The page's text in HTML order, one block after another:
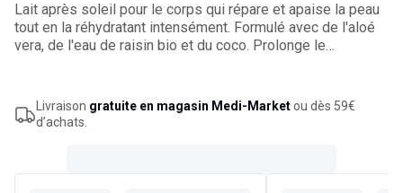
Lait après soleil pour le corps qui répare et apaise la peau
tout en la réhydratant intensément. Formulé avec de l'aloé
vera, de l'eau de raisin bio et du coco. Prolonge le
Livraison gratuite en magasin Medi-Marketou dès 59€
d’achats.